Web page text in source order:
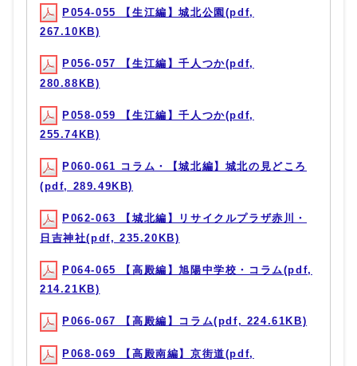
P054-055 【生江編】城北公園(pdf,
267.10KB)
P056-057 【生江編】千人つか(pdf,
280.88KB)
P058-059 【生江編】千人つか(pdf,
255.74KB)
P060-061 コラム・【城北編】城北の見どころ
(pdf, 289.49KB)
P062-063 【城北編】リサイクルプラザ赤川・
日吉神社(pdf, 235.20KB)
P064-065 【高殿編】旭陽中学校・コラム(pdf,
214.21KB)
P066-067 【高殿編】コラム(pdf, 224.61KB)
P068-069 【高殿南編】京街道(pdf,